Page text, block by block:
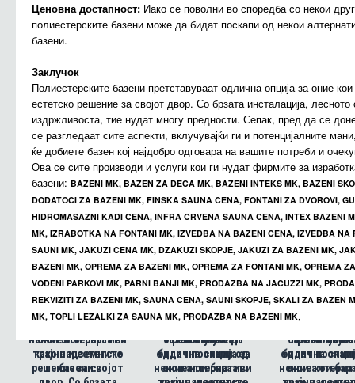
целосни единици,
што значи дека
имаат ограничени
облици.
Транспорт и
инсталација:Поради
големината и
базенот,
транспортот и
инсталацијата
бараат
специјализирана
опрема и
професионалци,
што може да го
зголеми трошокот.
Повредливост: Иако
се издржливи,
полиестерските
базени можат да
бидат подложни на
физички
оштетувања,
инсталацијата или
при удар од тешки
предмети.
Ценовна
се поволни во
споредба со некои
други типови
базени,
полиестерските
базени може да
бидат поскапи од
некои алтернативи
како надземните
базени.
Заклучок
Полиестерските
базени
претставуваат
одлична опција за
оние кои бараат
трајно и естетско
решение за својот
фабрика и се
доставуваат како
облици.
базенот,
транспортот и
инсталацијата
бараат
специјализирана
опрема и
професионалци,
што може да го
зголеми трошокот.
Повредливост:Иако
се издржливи,
полиестерските
базени можат да
бидат подложни на
оштетувања,
особено при
инсталацијата или
при удар од тешки
предмети.
Ценовна
достапност:Иако
се поволни во
споредба со некои
други типови
базени,
полиестерските
базени може да
бидат поскапи од
некои алтернативи
Заклучок
Полиестерските
претставуваат
одлична опција за
оние кои бараат
фабрика и
доставуваат
димензии
тежината
бараат
опрема и
што може да
зголеми
Повредливост:
се
базени
бидат
особено
при удар од
предмети.
Ценовна
достапност:
се поволни
споредба со
други
базени може
бидат
некои
Заклучок
одлична
оние кои
Ценовна достапност: Иако се поволни во споредба со некои
полиестерските базени може да бидат поскапи од некои
базени.
Заклучок
Полиестерските базени претставуваат одлична опција за оние кои
естетско решение за својот двор. Со брзата инсталација,
издржливоста, тие нудат многу предности. Сепак, пред да се
се разгледаат сите аспекти, вклучувајќи ги и потенцијалните
ќе добиете базен кој најдобро одговара на вашите потреби и
Ова се сите производи и услуги кои ги нудат фирмите за
базени: BAZENI MK, BAZEN ZA DECA MK, BAZENI INTEKS MK, BAZENI
DODATOCI ZA BAZENI MK, FINSKA SAUNA CENA, FONTANI ZA DVOROVI,
HIDROMASAZNI KADI CENA, INFRA CRVENA SAUNA CENA, INTEX BAZENI
MK, IZRABOTKA NA FONTANI MK, IZVEDBA NA BAZENI CENA, IZVEDBA NA
SAUNI MK, JAKUZI CENA MK, DZAKUZI SKOPJE, JAKUZI ZA BAZENI MK,
BAZENI MK, OPREMA ZA BAZENI MK, OPREMA ZA FONTANI MK, OPREMA
VODENI PARKOVI MK, PARNI BANJI MK, PRODAZBA NA JACUZZI MK,
REKVIZITI ZA BAZENI MK, SAUNA CENA, SAUNI SKOPJE, SKALI ZA BAZEN
MK, TOPLI LEZALKI ZA SAUNA MK, PRODAZBA NA BAZENI MK,